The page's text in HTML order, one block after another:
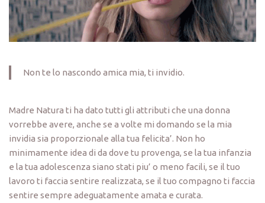
Non te lo nascondo amica mia, ti invidio.
Madre Natura ti ha dato tutti gli attributi che una donna
vorrebbe avere, anche se a volte mi domando se la mia
invidia sia proporzionale alla tua felicita’. Non ho
minimamente idea di da dove tu provenga, se la tua infanzia
e la tua adolescenza siano stati piu’ o meno facili, se il tuo
lavoro ti faccia sentire realizzata, se il tuo compagno ti faccia
sentire sempre adeguatamente amata e curata.